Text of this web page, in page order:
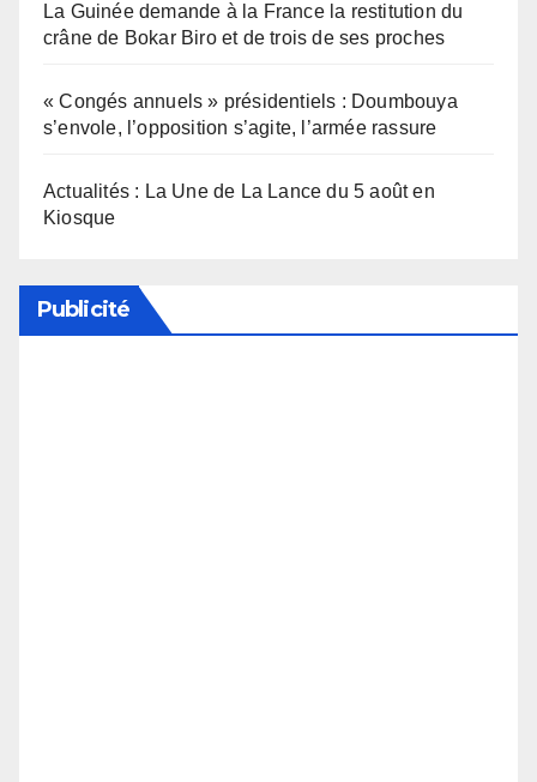
La Guinée demande à la France la restitution du
crâne de Bokar Biro et de trois de ses proches
« Congés annuels » présidentiels : Doumbouya
s’envole, l’opposition s’agite, l’armée rassure
Actualités : La Une de La Lance du 5 août en
Kiosque
Publicité